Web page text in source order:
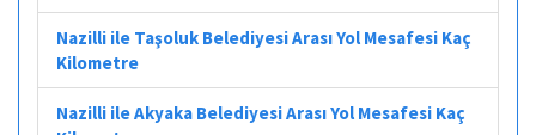
Nazilli ile Taşoluk Belediyesi Arası Yol Mesafesi Kaç
Kilometre
Nazilli ile Akyaka Belediyesi Arası Yol Mesafesi Kaç